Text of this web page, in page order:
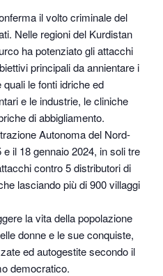
il volto criminale del
Nelle regioni del Kurdistan
ha potenziato gli attacchi
principali da annientare i
le fonti idriche ed
e le industrie, le cliniche
di abbigliamento.
Autonoma del Nord-
il 18 gennaio 2024, in soli tre
contro 5 distributori di
lasciando più di 900 villaggi
la vita della popolazione
donne e le sue conquiste,
ed autogestite secondo il
democratico.